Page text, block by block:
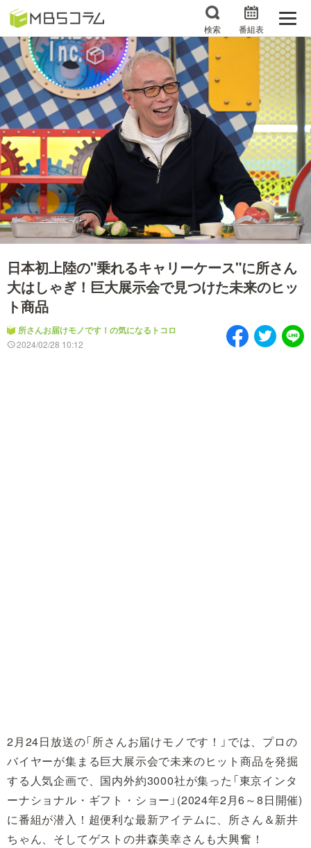
検索 番組表
番組コラムから探す
日曜日の初耳学 復習編 エンタメMBS
3分で読める！『ザ・リー
ダー』たちの泣き笑い
もう一度楽しむプレバト
サタプラ ～気になる情
報をちょこっとプラス～
所さんお届けモノです！
の気になるトコロ
推しといつまでも 月曜の蛙、大海を知る。
マニアックでメカニカル
ポーツ
何が起こるかホンマにわ
トリセツ
情熱大陸を読む
レストランだけじゃない
ラン」
日本初上陸の"乗れるキャリーケース"に所さん
大はしゃぎ！巨大展示会で見つけた未来のヒッ
ト商品
所さんお届けモノです！の気になるトコロ
2024/02/28 10:12
2月24日放送の「所さんお届けモノです！」では、プロの
バイヤーが集まる巨大展示会で未来のヒット商品を発掘
する人気企画で、国内外約3000社が集った「東京インタ
ーナショナル・ギフト・ショー」(2024年2月6～8日開催)
に番組が潜入！超便利な最新アイテムに、所さん＆新井
ちゃん、そしてゲストの井森美幸さんも大興奮！